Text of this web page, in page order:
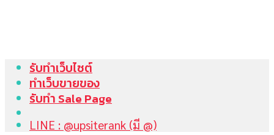
รับทำเว็บไซต์
ทำเว็บขายของ
รับทำ Sale Page
LINE : @upsiterank (มี @)